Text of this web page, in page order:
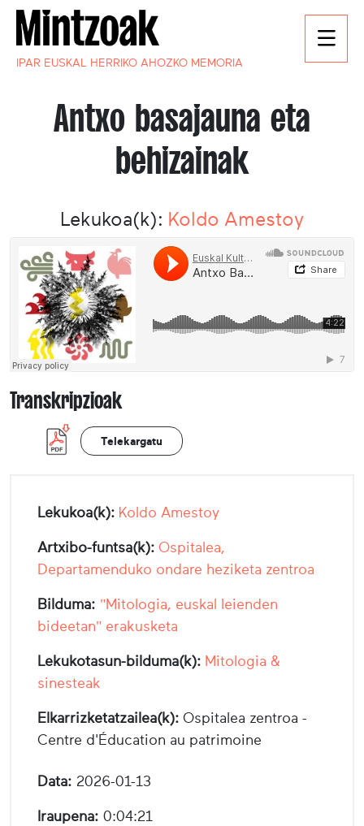
IPAR EUSKAL HERRIKO AHOZKO MEMORIA
Antxo basajauna eta
behizainak
Lekukoa(k): Koldo Amestoy
Transkripzioak
Telekargatu
Lekukoa(k): Koldo Amestoy
Artxibo-funtsa(k): Ospitalea,
Departamenduko ondare heziketa zentroa
Bilduma: "Mitologia, euskal leienden
bideetan" erakusketa
Lekukotasun-bilduma(k): Mitologia &
sinesteak
Elkarrizketatzailea(k): Ospitalea zentroa -
Centre d'Éducation au patrimoine
Data: 2026-01-13
Iraupena: 0:04:21